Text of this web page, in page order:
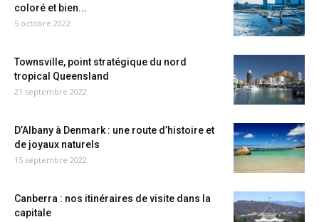
coloré et bien...
5 octobre 2022
Townsville, point stratégique du nord
tropical Queensland
21 septembre 2022
D’Albany à Denmark : une route d’histoire et
de joyaux naturels
15 septembre 2022
Canberra : nos itinéraires de visite dans la
capitale